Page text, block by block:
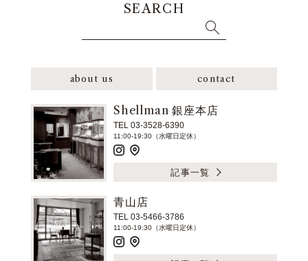
SEARCH
about us contact
Shellman 銀座本店
TEL 03-3528-6390
11:00-19:30（水曜日定休）
記事一覧
青山店
TEL 03-5466-3786
11:00-19:30（水曜日定休）